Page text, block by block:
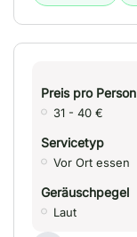
Preis pro Person
31 - 40 €
Servicetyp
Vor Ort essen
Geräuschpegel
Laut